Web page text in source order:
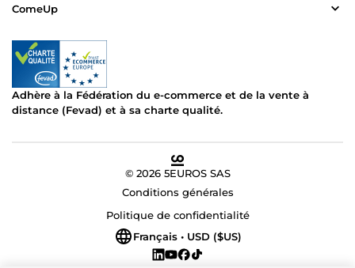
ComeUp
Adhère à la Fédération du e-commerce et de la vente à
distance (Fevad) et à sa charte qualité.
© 2026 5EUROS SAS
Conditions générales
Politique de confidentialité
Français • USD ($US)